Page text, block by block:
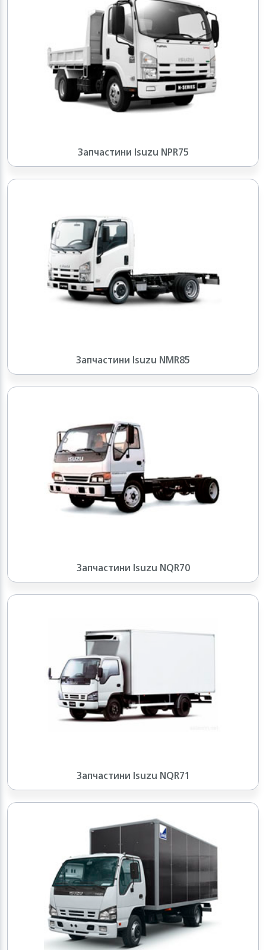
Запчастини Isuzu NPR75
Запчастини Isuzu NMR85
Запчастини Isuzu NQR70
Запчастини Isuzu NQR71